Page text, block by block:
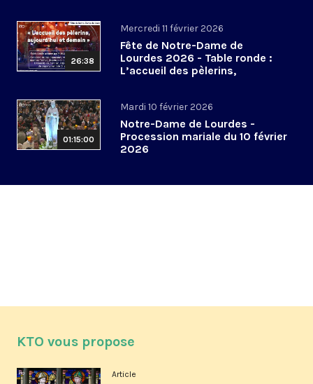
26:38
Mercredi 11 février 2026
Fête de Notre-Dame de
Lourdes 2026 - Table ronde :
L’accueil des pèlerins,
01:15:00
Mardi 10 février 2026
Notre-Dame de Lourdes -
Procession mariale du 10 février
2026
KTO vous propose
Article